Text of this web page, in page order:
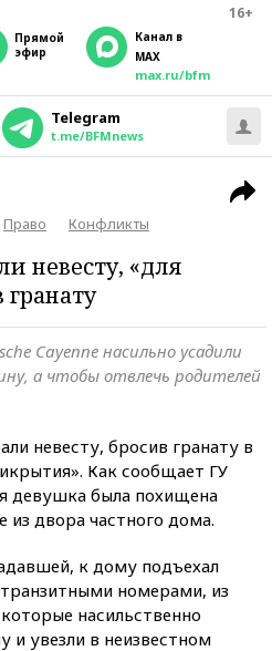
16+
прямой
эфир
Канал в
MAX
max.ru/bfm
Telegram
t.me/BFMnews
Право Конфликты
невесту, «для
Cayenne насильно усадили
а чтобы отвлечь родителей
невесту, бросив гранату в
Как сообщает ГУ
девушка была похищена
из двора частного дома.
к дому подъехал
номерами, из
насильственно
и увезли в неизвестном